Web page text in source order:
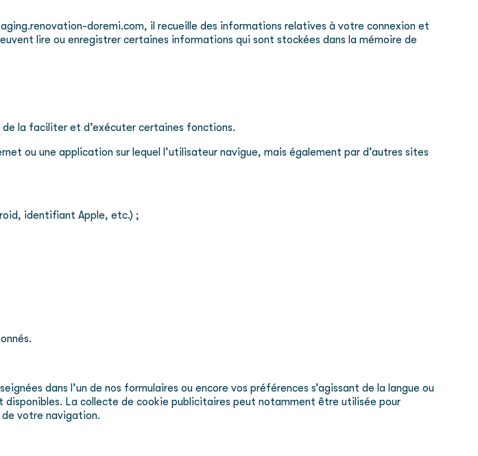
doremi.com, il recueille des informations relatives à votre connexion et
lire ou enregistrer certaines informations qui sont stockées dans la mémoire de
la faciliter et d’exécuter certaines fonctions.
ou une application sur lequel l’utilisateur navigue, mais également par d’autres sites
identifiant Apple, etc.) ;
dans l’un de nos formulaires ou encore vos préférences s’agissant de la langue ou
La collecte de cookie publicitaires peut notamment être utilisée pour
votre navigation.